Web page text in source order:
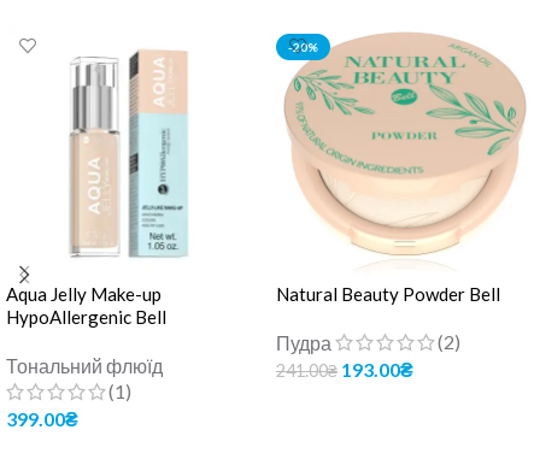
Aqua Jelly Make-up
HypoAllergenic Bell
Тональний флюїд
(1)
399.00₴
-20%
Natural Beauty Powder Bell
Пудра (2)
241.00₴ 193.00₴